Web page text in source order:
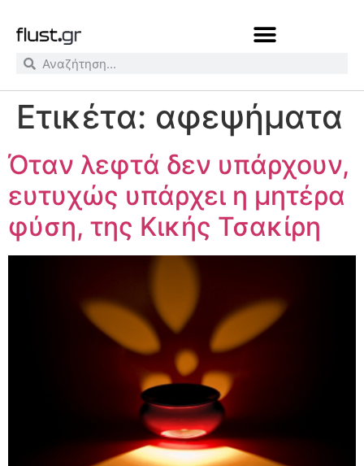
Ετικέτα: αφεψήματα
Όταν λεφτά δεν υπάρχουν,
ευτυχώς υπάρχει η μητέρα
φύση, της Κικής Τσακίρη